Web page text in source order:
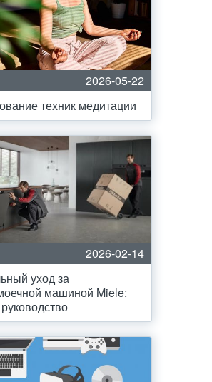
2026-05-22
техник медитации
2026-02-14
уход за
машиной Miele: